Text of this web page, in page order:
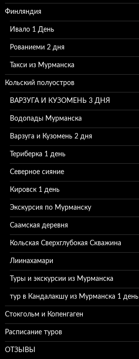
Финляндия
Ивало 1 День
Рованиеми 2 дня
Такси из Мурманска
Кольский полуостров
ВАРЗУГА И КУЗОМЕНЬ 3 ДНЯ
Водопады Мурманска
Варзуга и Кузомень 2 дня
Териберка 1 день
Северное сияние
Кировск 1 день
Экскурсия по Мурманску
Саамская деревня
Кольская Сверхглубокая Скважина
Лиинахамари
Туры и экскурсии из Мурманска
тур в Кандалакшу из Мурманска 1 день
Стокгольм и Копенгаген
Расписание туров
ОТЗЫВЫ